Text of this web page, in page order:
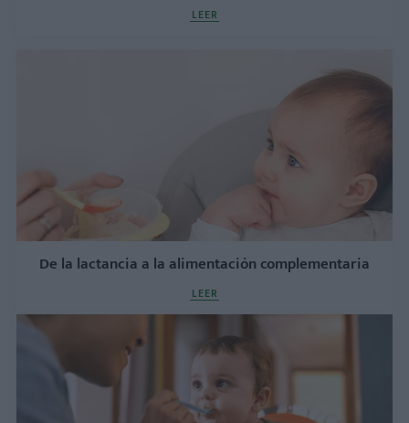
LEER
De la lactancia a la alimentación complementaria
LEER